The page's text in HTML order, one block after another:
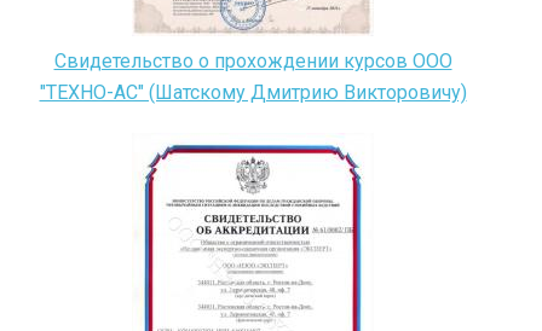
Свидетельство о прохождении курсов ООО
"ТЕХНО-АС" (Шатскому Дмитрию Викторовичу)